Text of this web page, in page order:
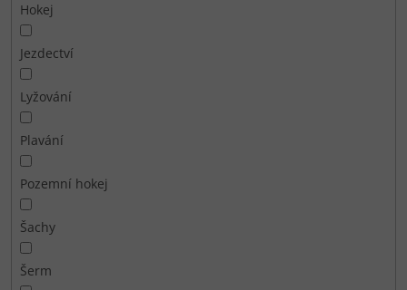
Hokej
Jezdectví
Lyžování
Plavání
Pozemní hokej
Šachy
Šerm